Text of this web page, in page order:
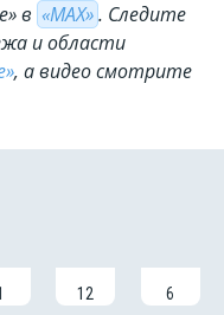
в «МАХ». Cледите
и области
, а видео смотрите
12 6